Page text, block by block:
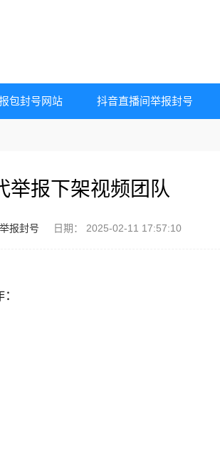
包封号网站 抖音直播间举报封号
举报下架视频团队
报封号 日期： 2025-02-11 17:57:10